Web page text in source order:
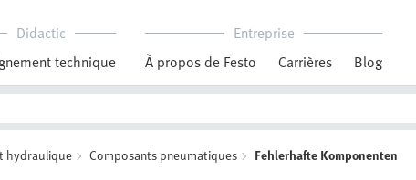
Didactic
technique
Entreprise
À propos de Festo
Carrières Blog
hydraulique Composants pneumatiques Fehlerhafte Komponenten